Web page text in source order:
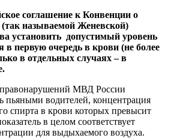
соглашение к Конвенции о
называемой Женевской)
установить допустимый уровень
в первую очередь в крови (не более
в отдельных случаях – в
МВД России
пьяными водителей, концентрация
спирта в крови которых превысит
в целом соответствует
для выдыхаемого воздуха.